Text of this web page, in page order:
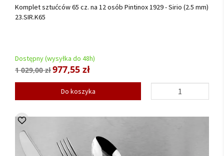
Komplet sztućców 65 cz. na 12 osób Pintinox 1929 - Sirio (2.5 mm)
23.SIR.K65
Dostępny (wysyłka do 48h)
1 029,00 zł977,55 zł
Do koszyka